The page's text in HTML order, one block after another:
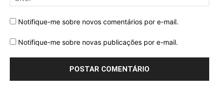
Notifique-me sobre novos comentários por e-mail.
Notifique-me sobre novas publicações por e-mail.